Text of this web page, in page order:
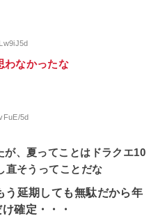
わなかったな
5d
、夏ってことはドラクエ10
直そうってことだな
う延期しても無駄だから年
確定・・・